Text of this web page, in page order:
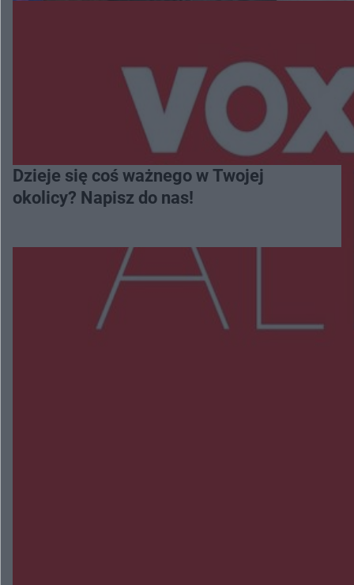
Dzieje się coś ważnego w Twojej
okolicy? Napisz do nas!
Więcej